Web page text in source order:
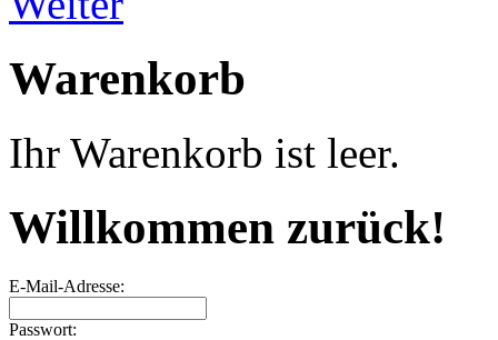
Warenkorb
Ihr Warenkorb ist leer.
Willkommen zurück!
E-Mail-Adresse:
Passwort: